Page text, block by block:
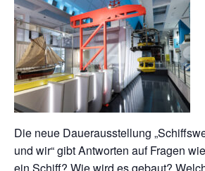
Die neue Dauerausstellung
und wir“ gibt Antworten auf Fragen